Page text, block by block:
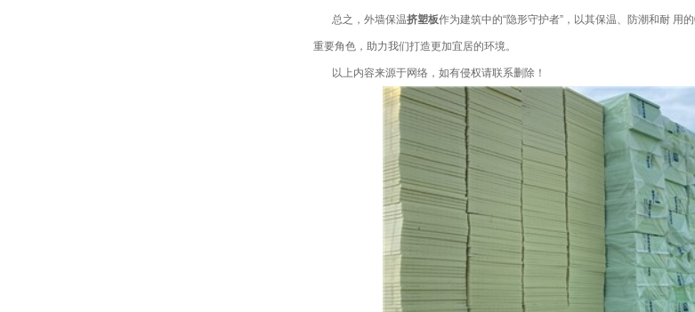
总之，外墙保温挤塑板作为建筑中的“隐形守护者”，以其保温、防潮和耐 用
重要角色，助力我们打造更加宜居的环境。
以上内容来源于网络，如有侵权请联系删除！